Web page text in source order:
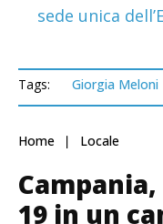
sede unica
Tags: Giorgia Meloni
Home Locale
19 in un